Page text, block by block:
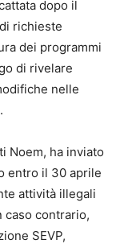
dopo il
richieste
dei programmi
di rivelare
nelle
Noem, ha inviato
entro il 30 aprile
attività illegali
caso contrario,
SEVP,